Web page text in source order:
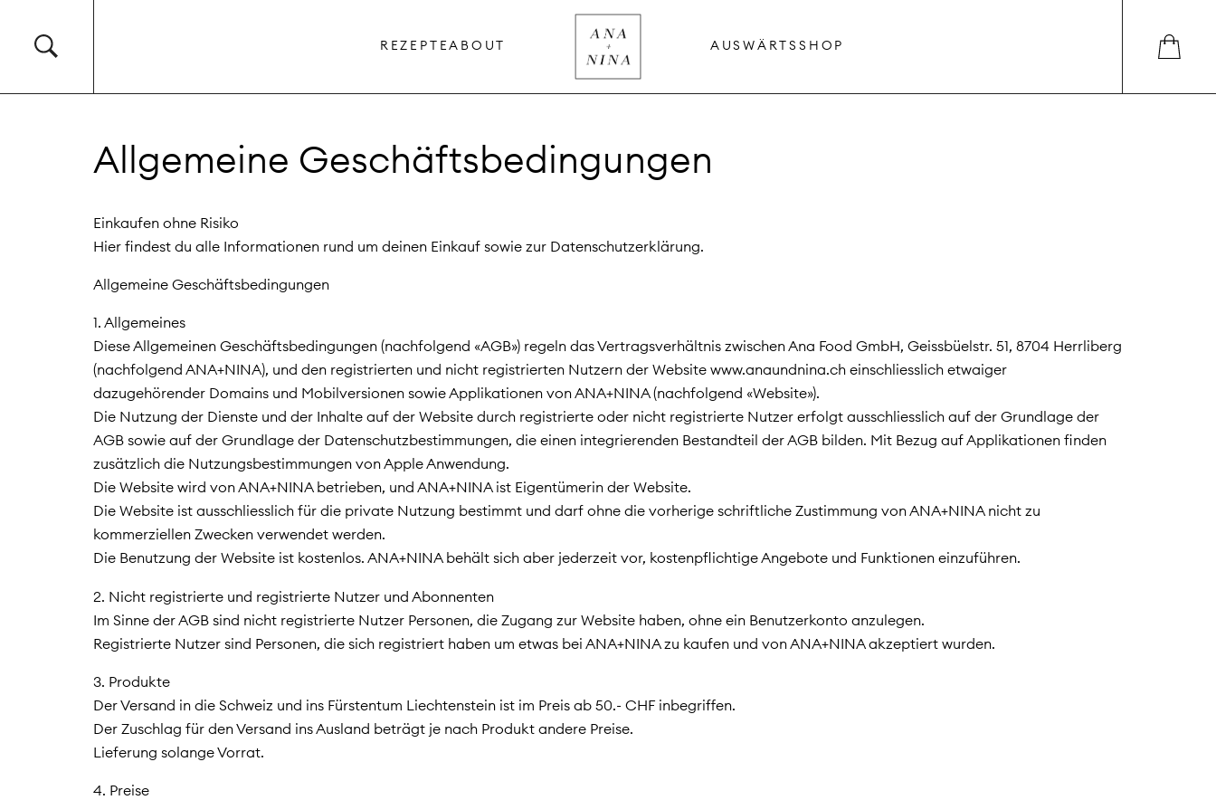
REZEPTEABOUT AUSWÄRTSSHOP
Allgemeine Geschäftsbedingungen
Einkaufen ohne Risiko
Hier findest du alle Informationen rund um deinen Einkauf sowie zur Datenschutzerklärung.
Allgemeine Geschäftsbedingungen
1. Allgemeines
Diese Allgemeinen Geschäftsbedingungen (nachfolgend «AGB») regeln das Vertragsverhältnis zwischen Ana Food GmbH, Geissbüelstr. 51, 8704 Herrliberg
(nachfolgend ANA+NINA), und den registrierten und nicht registrierten Nutzern der Website www.anaundnina.ch einschliesslich etwaiger
dazugehörender Domains und Mobilversionen sowie Applikationen von ANA+NINA (nachfolgend «Website»).
Die Nutzung der Dienste und der Inhalte auf der Website durch registrierte oder nicht registrierte Nutzer erfolgt ausschliesslich auf der Grundlage der
AGB sowie auf der Grundlage der Datenschutzbestimmungen, die einen integrierenden Bestandteil der AGB bilden. Mit Bezug auf Applikationen finden
zusätzlich die Nutzungsbestimmungen von Apple Anwendung.
Die Website wird von ANA+NINA betrieben, und ANA+NINA ist Eigentümerin der Website.
Die Website ist ausschliesslich für die private Nutzung bestimmt und darf ohne die vorherige schriftliche Zustimmung von ANA+NINA nicht zu
kommerziellen Zwecken verwendet werden.
Die Benutzung der Website ist kostenlos. ANA+NINA behält sich aber jederzeit vor, kostenpflichtige Angebote und Funktionen einzuführen.
2. Nicht registrierte und registrierte Nutzer und Abonnenten
Im Sinne der AGB sind nicht registrierte Nutzer Personen, die Zugang zur Website haben, ohne ein Benutzerkonto anzulegen.
Registrierte Nutzer sind Personen, die sich registriert haben um etwas bei ANA+NINA zu kaufen und von ANA+NINA akzeptiert wurden.
3. Produkte
Der Versand in die Schweiz und ins Fürstentum Liechtenstein ist im Preis ab 50.- CHF inbegriffen.
Der Zuschlag für den Versand ins Ausland beträgt je nach Produkt andere Preise.
Lieferung solange Vorrat.
4. Preise